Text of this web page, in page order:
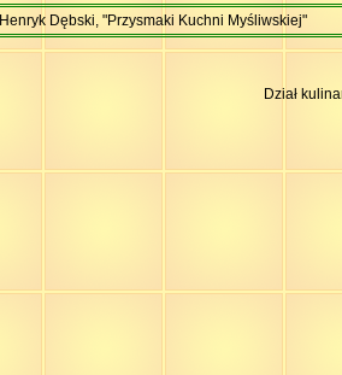
Henryk Dębski, "Przysmaki Kuchni Myśliwskiej"
Dział